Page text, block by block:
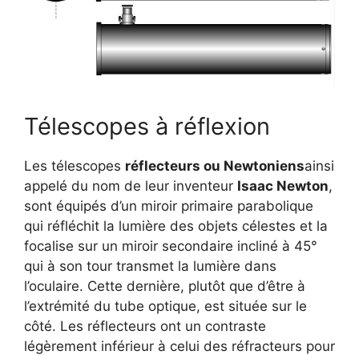
Télescopes à réflexion
Les télescopes réflecteurs ou Newtoniensainsi
appelé du nom de leur inventeur Isaac Newton,
sont équipés d’un miroir primaire parabolique
qui réfléchit la lumière des objets célestes et la
focalise sur un miroir secondaire incliné à 45°
qui à son tour transmet la lumière dans
l’oculaire. Cette dernière, plutôt que d’être à
l’extrémité du tube optique, est située sur le
côté. Les réflecteurs ont un contraste
légèrement inférieur à celui des réfracteurs pour